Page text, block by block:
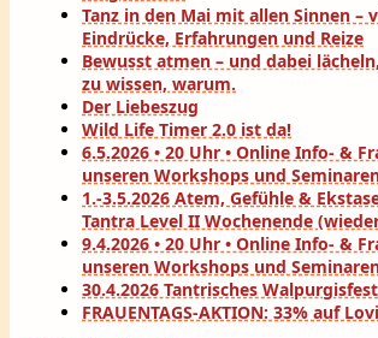
Tanz in den Mai mit allen Sinnen –
Eindrücke, Erfahrungen und Reize
Bewusst atmen – und dabei
zu wissen, warum.
Der Liebeszug
Wild Life Timer 2.0 ist da!
6.5.2026 • 20 Uhr • Online Info- &
unseren Workshops und
1.-3.5.2026 Atem, Gefühle &
Tantra Level II Wochenende
9.4.2026 • 20 Uhr • Online Info- &
unseren Workshops und
30.4.2026 Tantrisches Walpurgisfest
FRAUENTAGS-AKTION: 33% auf